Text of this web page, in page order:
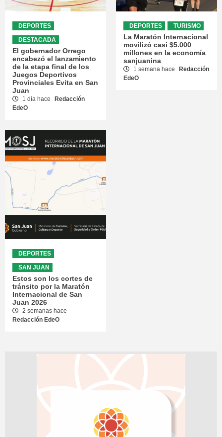
DEPORTES
DESTACADA
El gobernador Orrego
encabezó el lanzamiento
de la etapa final de los
Juegos Deportivos
Provinciales Evita en San
Juan
1 día hace
Redacción
EdeO
DEPORTES TURISMO
La Maratón Internacional
movilizó casi $5.000
millones en la economía
sanjuanina
1 semana hace
Redacción
EdeO
DEPORTES
SAN JUAN
Estos son los cortes de
tránsito por la Maratón
Internacional de San
Juan 2026
2 semanas hace
Redacción EdeO